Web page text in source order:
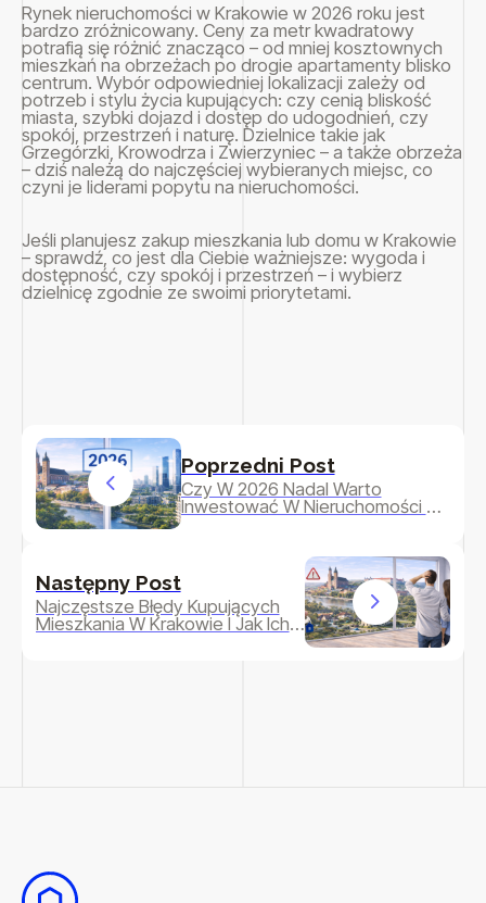
Rynek nieruchomości w Krakowie w 2026 roku jest
bardzo zróżnicowany. Ceny za metr kwadratowy
potrafią się różnić znacząco – od mniej kosztownych
mieszkań na obrzeżach po drogie apartamenty blisko
centrum. Wybór odpowiedniej lokalizacji zależy od
potrzeb i stylu życia kupujących: czy cenią bliskość
miasta, szybki dojazd i dostęp do udogodnień, czy
spokój, przestrzeń i naturę. Dzielnice takie jak
Grzegórzki, Krowodrza i Zwierzyniec – a także obrzeża
– dziś należą do najczęściej wybieranych miejsc, co
czyni je liderami popytu na nieruchomości.
Jeśli planujesz zakup mieszkania lub domu w Krakowie
– sprawdź, co jest dla Ciebie ważniejsze: wygoda i
dostępność, czy spokój i przestrzeń – i wybierz
dzielnicę zgodnie ze swoimi priorytetami.
Poprzedni Post
Czy W 2026 Nadal Warto
Inwestować W Nieruchomości W
Krakowie?
Następny Post
Najczęstsze Błędy Kupujących
Mieszkania W Krakowie I Jak Ich